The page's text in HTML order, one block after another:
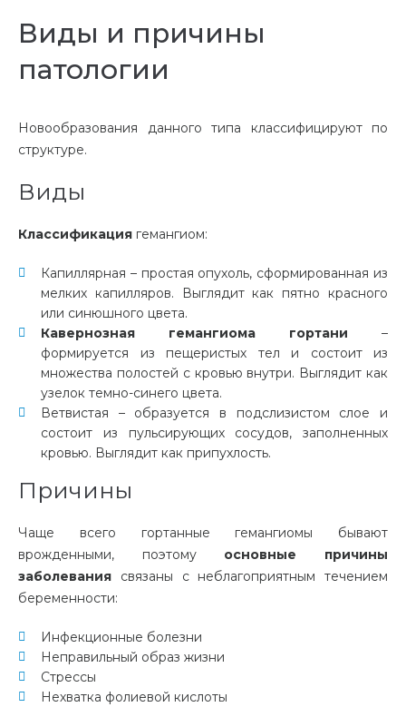
Виды и причины
патологии
Новообразования данного типа классифицируют по
структуре.
Виды
Классификация гемангиом:
Капиллярная – простая опухоль, сформированная из
мелких капилляров. Выглядит как пятно красного
или синюшного цвета.
Кавернозная гемангиома гортани –
формируется из пещеристых тел и состоит из
множества полостей с кровью внутри. Выглядит как
узелок темно-синего цвета.
Ветвистая – образуется в подслизистом слое и
состоит из пульсирующих сосудов, заполненных
кровью. Выглядит как припухлость.
Причины
Чаще всего гортанные гемангиомы бывают
врожденными, поэтому основные причины
заболевания связаны с неблагоприятным течением
беременности:
Инфекционные болезни
Неправильный образ жизни
Стрессы
Нехватка фолиевой кислоты